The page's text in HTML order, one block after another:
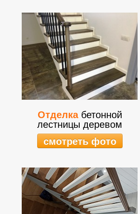
Отделкабетонной
лестницы деревом
смотреть фото